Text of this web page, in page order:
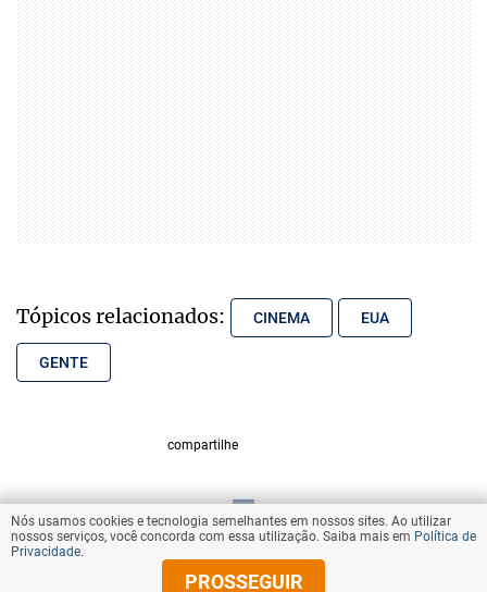
Tópicos relacionados: CINEMA EUA
GENTE
compartilhe
VOLTAR AO TOPO
© Copyright 2025 Diários Associados
Nós usamos cookies e tecnologia semelhantes em nossos sites. Ao utilizar
nossos serviços, você concorda com essa utilização. Saiba mais em Política de
Privacidade.
PROSSEGUIR